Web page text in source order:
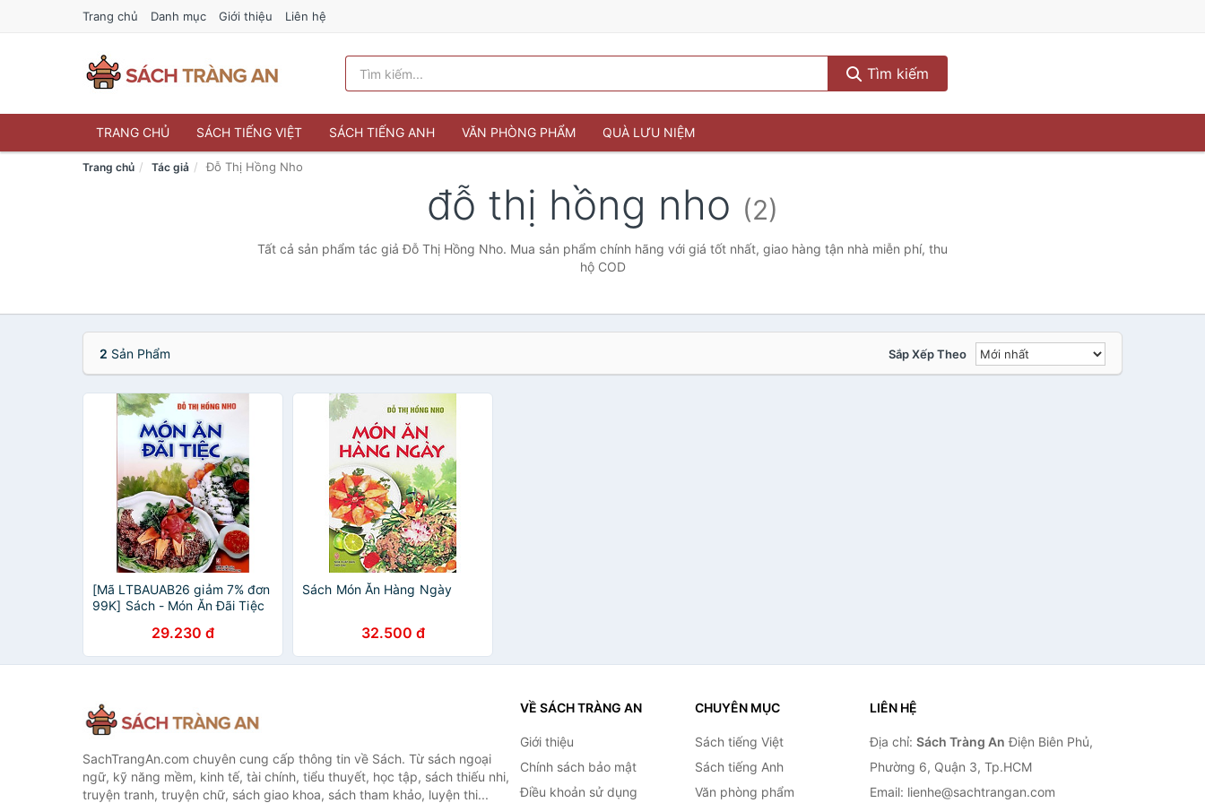
Trang chủ Danh mục Giới thiệu Liên hệ
Tìm kiếm
TRANG CHỦ SÁCH TIẾNG VIỆT SÁCH TIẾNG ANH VĂN PHÒNG PHẨM QUÀ LƯU NIỆM
Trang chủ Tác giả Đỗ Thị Hồng Nho
đỗ thị hồng nho (2)
Tất cả sản phẩm tác giả Đỗ Thị Hồng Nho. Mua sản phẩm chính hãng với giá tốt nhất, giao hàng tận nhà miễn phí, thu
hộ COD
2 Sản Phẩm Sắp Xếp Theo
[Mã LTBAUAB26 giảm 7% đơn
99K] Sách - Món Ăn Đãi Tiệc
29.230 đ
Sách Món Ăn Hàng Ngày
32.500 đ
SachTrangAn.com chuyên cung cấp thông tin về Sách. Từ sách ngoại
ngữ, kỹ năng mềm, kinh tế, tài chính, tiểu thuyết, học tập, sách thiếu nhi,
truyện tranh, truyện chữ, sách giao khoa, sách tham khảo, luyện thi...
VỀ SÁCH TRÀNG AN
Giới thiệu
Chính sách bảo mật
Điều khoản sử dụng
CHUYÊN MỤC
Sách tiếng Việt
Sách tiếng Anh
Văn phòng phẩm
LIÊN HỆ
Địa chỉ: Sách Tràng An Điện Biên Phủ,
Phường 6, Quận 3, Tp.HCM
Email: lienhe@sachtrangan.com